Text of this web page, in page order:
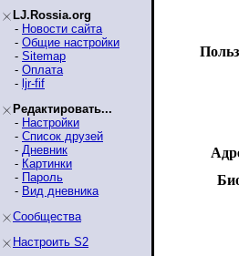
LJ.Rossia.org
- Новости сайта
- Общие настройки
- Sitemap
- Оплата
- ljr-fif
Редактировать...
- Настройки
- Список друзей
- Дневник
- Картинки
- Пароль
- Вид дневника
Сообщества
Настроить S2